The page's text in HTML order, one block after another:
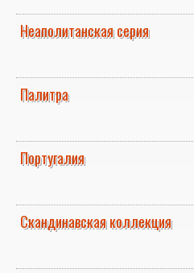
Неаполитанская серия
Палитра
Португалия
Скандинавская коллекция